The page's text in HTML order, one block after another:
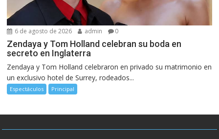
6 de agosto de 2026 admin 0
Zendaya y Tom Holland celebran su boda en
secreto en Inglaterra
Zendaya y Tom Holland celebraron en privado su matrimonio en
un exclusivo hotel de Surrey, rodeados...
Espectáculos Principal